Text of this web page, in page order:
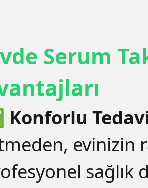
Serum
Konforlu
evinizin
sağlık